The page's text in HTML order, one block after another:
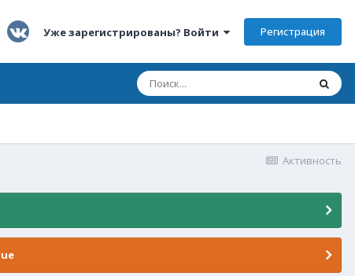
Уже зарегистрированы? Войти Регистрация
Активность